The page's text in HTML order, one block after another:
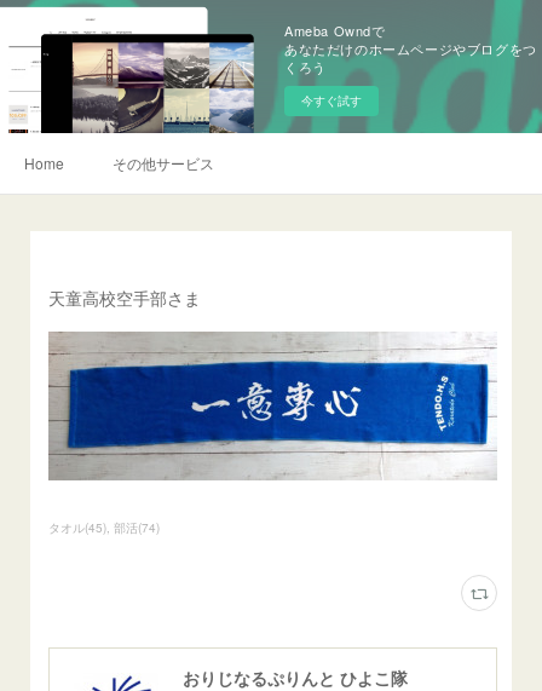
Ameba Owndで
あなただけのホームページやブログをつ
くろう
今すぐ試す
Home その他サービス
天童高校空手部さま
タオル(45) 部活(74)
おりじなるぷりんと ひよこ隊